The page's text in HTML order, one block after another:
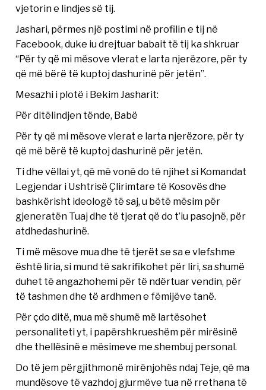
vjetorin e lindjes së tij.
Jashari, përmes një postimi në profilin e tij në
Facebook, duke iu drejtuar babait të tij ka shkruar
“Për ty që mi mësove vlerat e larta njerëzore, për ty
që më bërë të kuptoj dashurinë për jetën”.
Mesazhi i plotë i Bekim Jasharit:
Për ditëlindjen tënde, Babë
Për ty që mi mësove vlerat e larta njerëzore, për ty
që më bërë të kuptoj dashurinë për jetën.
Ti dhe vëllai yt, që më vonë do të njihet si Komandat
Legjendar i Ushtrisë Çlirimtare të Kosovës dhe
bashkërisht ideologë të saj, u bëtë mësim për
gjeneratën Tuaj dhe të tjerat që do t’iu pasojnë, për
atdhedashurinë.
Ti më mësove mua dhe të tjerët se sa e vlefshme
është liria, si mund të sakrifikohet për liri, sa shumë
duhet të angazhohemi për të ndërtuar vendin, për
të tashmen dhe të ardhmen e fëmijëve tanë.
Për çdo ditë, mua më shumë më lartësohet
personaliteti yt, i papërshkrueshëm për mirësinë
dhe thellësinë e mësimeve me shembuj personal.
Do të jem përgjithmonë mirënjohës ndaj Teje, që ma
mundësove të vazhdoj gjurmëve tua në rrethana të